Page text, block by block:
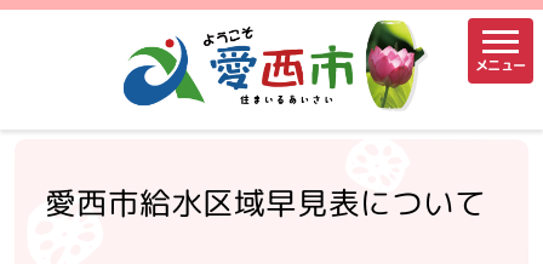
メニュー
愛西市給水区域早見表について